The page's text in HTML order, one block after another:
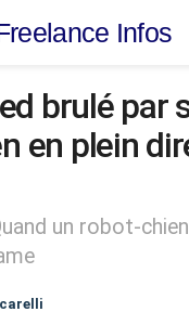
Infos
brulé par
en plein
un robot-